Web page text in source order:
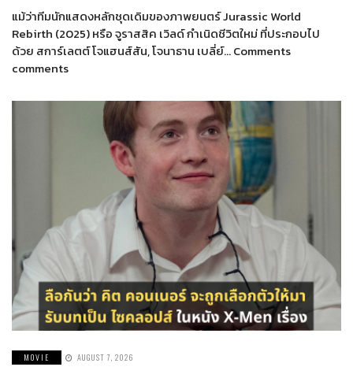
แม้ว่าทีมนักแสดงหลักชุดเดิมของภาพยนตร์ Jurassic World
Rebirth (2025) หรือ จูราสสิค เวิลด์ กำเนิดชีวิตใหม่ ที่ประกอบไป
ด้วย สการ์เลตต์ โจแฮนส์สัน, โจนาธาน เบลี่ย์… Comments
comments
MOVIE AUGUST 7, 2026